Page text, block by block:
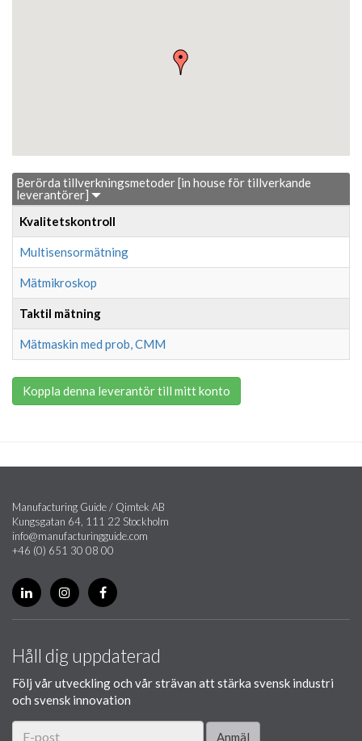
Berörda tillverkningsmetoder [in house för tillverkande
leverantörer]
Kvalitetskontroll
Multisensormätning
Mätmikroskop
Taktil mätning
Mätmaskin med prob, CMM
Koppla denna leverantör till mitt konto
Manufacturing Guide / Qimtek AB
Kungsgatan 64, 111 22 Stockholm
info@manufacturingguide.com
+46 (0) 651 30 08 00
Håll dig uppdaterad
Följ vår utveckling och vår strävan att stärka svensk industri
och svensk innovation
Anmäl